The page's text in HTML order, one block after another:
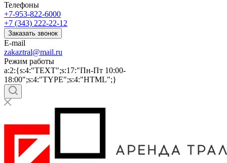
Телефоны
+7-953-822-6000
+7 (343) 222-22-12
Заказать звонок
E-mail
zakaztral@mail.ru
Режим работы
a:2:{s:4:"TEXT";s:17:"Пн-Пт 10:00-
18:00";s:4:"TYPE";s:4:"HTML";}